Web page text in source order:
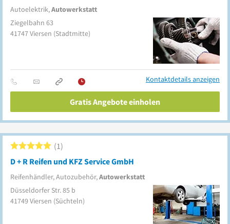
Autoelektrik,Autowerkstatt
Ziegelbahn 63
41747Viersen (Stadtmitte)
Kontaktdetails anzeigen
Gratis Angebote einholen
D + R Reifen und KFZ Service GmbH
Reifenhändler, Autozubehör,Autowerkstatt
1
Düsseldorfer Str. 85 b
41749Viersen (Süchteln)